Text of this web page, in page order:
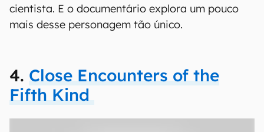
cientista. E o documentário explora um pouco
mais desse personagem tão único.
4. Close Encounters of the
Fifth Kind